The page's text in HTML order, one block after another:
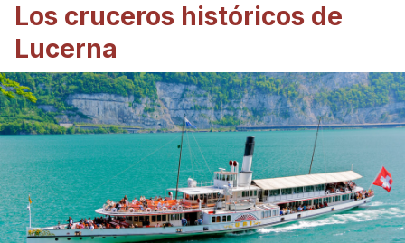
Los cruceros históricos de
Lucerna